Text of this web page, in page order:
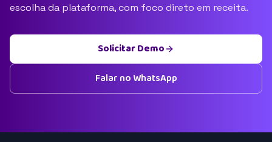
escolha da plataforma, com foco direto em receita.
Solicitar Demo
Falar no WhatsApp